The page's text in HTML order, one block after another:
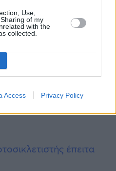
Use,
of my
with the
collected.
Access Privacy Policy
καταφέρνει να παίξει.
σήμερα
η μεγάλη αλλαγή του
Οι «χρυσές λίρες»
έπειτα